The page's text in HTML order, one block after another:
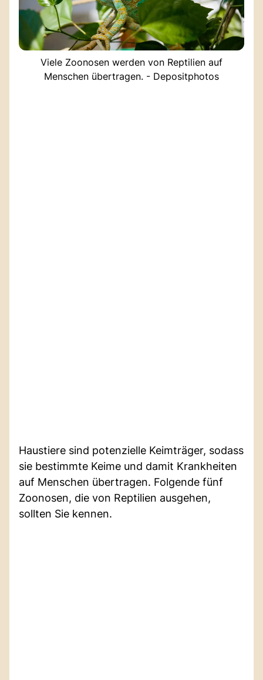
Viele Zoonosen werden von Reptilien auf
Menschen übertragen. - Depositphotos
Haustiere sind potenzielle Keimträger, sodass
sie bestimmte Keime und damit Krankheiten
auf Menschen übertragen. Folgende fünf
Zoonosen, die von Reptilien ausgehen,
sollten Sie kennen.